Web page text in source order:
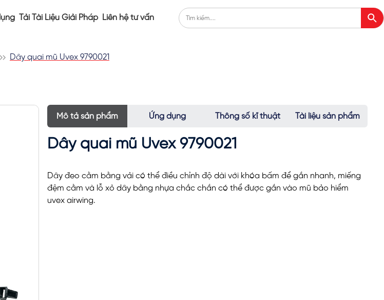
Tải Tài Liệu Giải Pháp Liên hệ tư vấn
Dây quai mũ Uvex 9790021
Mô tả sản phẩm Ứng dụng Thông số kĩ thuật Tài liệu sản phẩm
Dây quai mũ Uvex 9790021
Dây đeo cằm bằng vải có thể điều chỉnh độ dài với khóa bấm để gắn nhanh, miếng
đệm cằm và lỗ xỏ dây bằng nhựa chắc chắn có thể được gắn vào mũ bảo hiểm
uvex airwing.